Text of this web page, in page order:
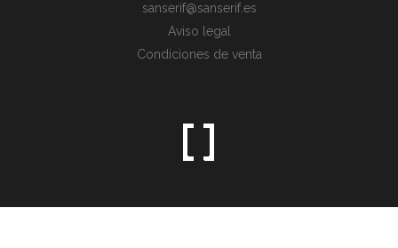
sanserif@sanserif.es
Aviso legal
Condiciones de venta